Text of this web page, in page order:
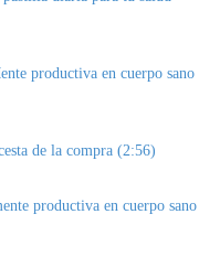
productiva en cuerpo sano
de la compra (2:56)
productiva en cuerpo sano